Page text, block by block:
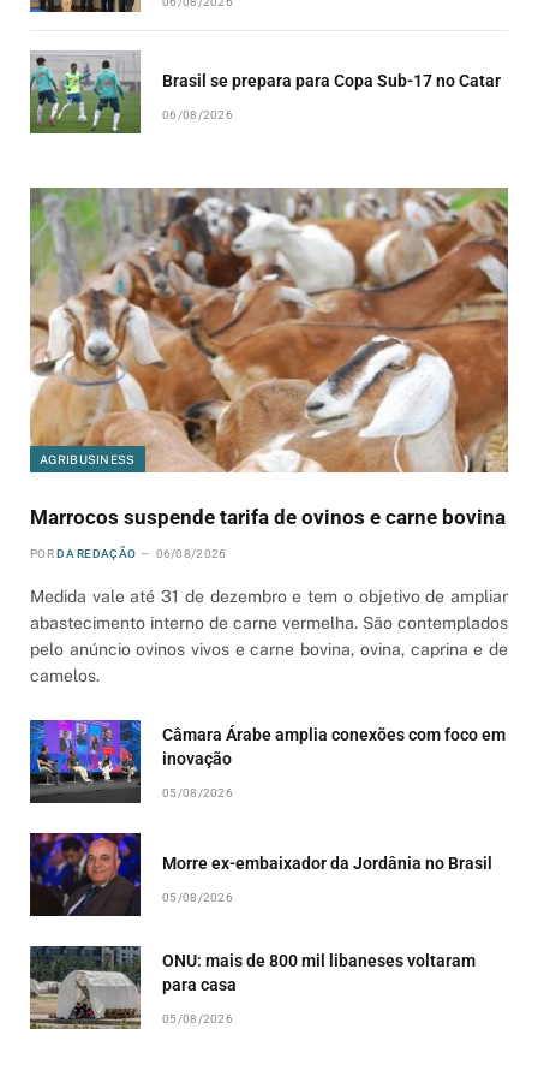
Brasil se prepara para Copa Sub-17 no Catar
06/08/2026
AGRIBUSINESS
Marrocos suspende tarifa de ovinos e carne bovina
POR DA REDAÇÃO 06/08/2026
Medida vale até 31 de dezembro e tem o objetivo de ampliar
abastecimento interno de carne vermelha. São contemplados
pelo anúncio ovinos vivos e carne bovina, ovina, caprina e de
camelos.
Câmara Árabe amplia conexões com foco em
inovação
05/08/2026
Morre ex-embaixador da Jordânia no Brasil
05/08/2026
ONU: mais de 800 mil libaneses voltaram
para casa
05/08/2026